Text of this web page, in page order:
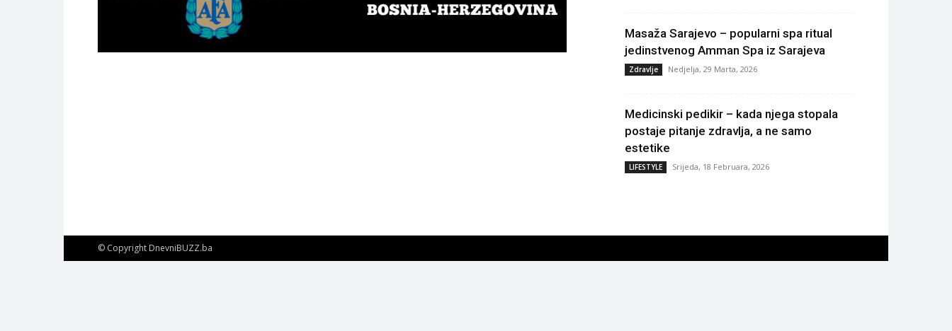
Masaža Sarajevo – popularni spa ritual
jedinstvenog Amman Spa iz Sarajeva
Zdravlje Nedjelja, 29 Marta, 2026
Medicinski pedikir – kada njega stopala
postaje pitanje zdravlja, a ne samo
estetike
LIFESTYLE Srijeda, 18 Februara, 2026
© Copyright DnevniBUZZ.ba